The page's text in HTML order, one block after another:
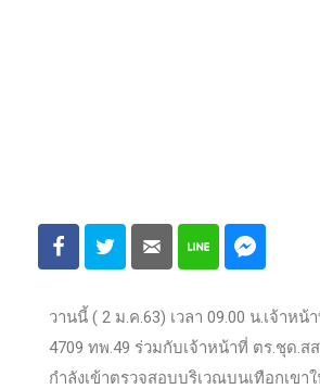
วานนี้ ( 2 ม.ค.63) เวลา 09.00 น.เจ้าหน้
4709 ทพ.49 ร่วมกับเจ้าหน้าที่ ตร.ชุด.ส
กำลังเข้าตรวจสอบบริเวณบนเทือกเข